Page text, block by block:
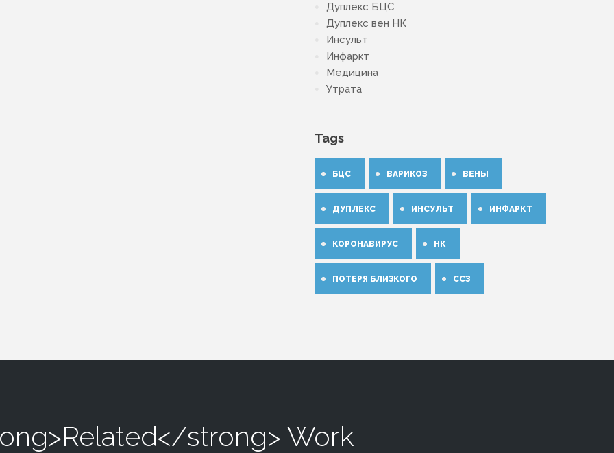
Дуплекс БЦС
Дуплекс вен НК
Инсульт
Инфаркт
Медицина
Утрата
Tags
БЦС ВАРИКОЗ ВЕНЫ
ДУПЛЕКС ИНСУЛЬТ ИНФАРКТ
КОРОНАВИРУС НК
ПОТЕРЯ БЛИЗКОГО ССЗ
strong> Work